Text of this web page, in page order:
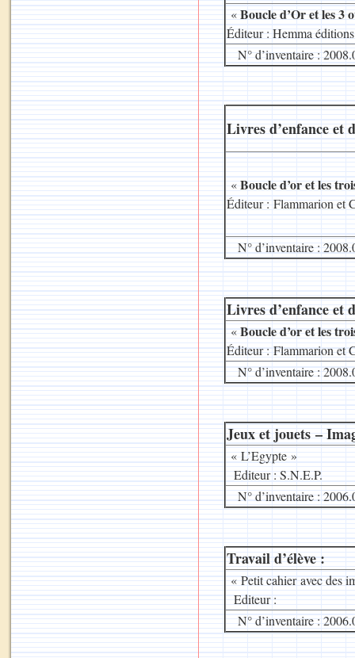
«Boucle d’Or et les 3
Éditeur : Hemma éditions
N° d’inventaire :
Livres d’enfance et
«Boucle d’or et les
Éditeur : Flammarion et
N° d’inventaire :
Livres d’enfance et
«Boucle d’or et les
Éditeur : Flammarion et
N° d’inventaire :
Jeux et jouets –
« L’Egypte »
Editeur : S.N.E.P.
N° d’inventaire :
Travail d’élève :
« Petit cahier avec des
Editeur :
N° d’inventaire :